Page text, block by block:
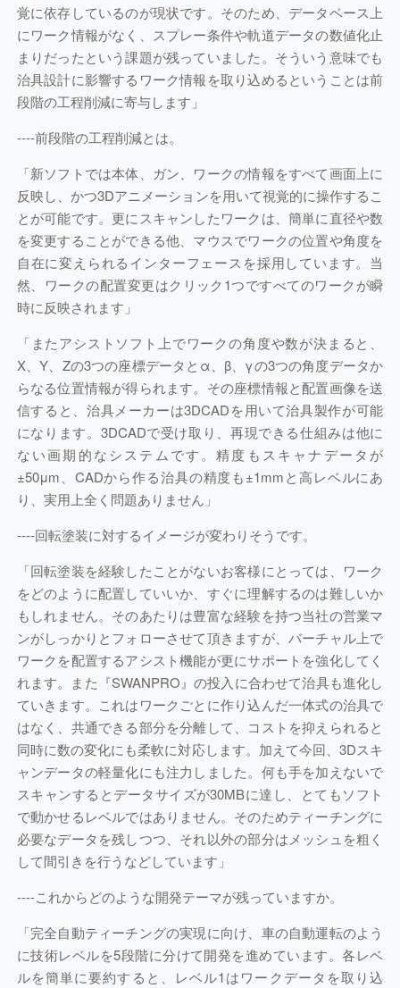
覚に依存しているのが現状です。そのため、データベース上
にワーク情報がなく、スプレー条件や軌道データの数値化止
まりだったという課題が残っていました。そういう意味でも
治具設計に影響するワーク情報を取り込めるということは前
段階の工程削減に寄与します」
----前段階の工程削減とは。
「新ソフトでは本体、ガン、ワークの情報をすべて画面上に
反映し、かつ3Dアニメーションを用いて視覚的に操作するこ
とが可能です。更にスキャンしたワークは、簡単に直径や数
を変更することができる他、マウスでワークの位置や角度を
自在に変えられるインターフェースを採用しています。当
然、ワークの配置変更はクリック1つですべてのワークが瞬
時に反映されます」
「またアシストソフト上でワークの角度や数が決まると、
X、Y、Zの3つの座標データとα、β、γの3つの角度データか
らなる位置情報が得られます。その座標情報と配置画像を送
信すると、治具メーカーは3DCADを用いて治具製作が可能
になります。3DCADで受け取り、再現できる仕組みは他に
ない画期的なシステムです。精度もスキャナデータが
±50μm、CADから作る治具の精度も±1mmと高レベルにあ
り、実用上全く問題ありません」
----回転塗装に対するイメージが変わりそうです。
「回転塗装を経験したことがないお客様にとっては、ワーク
をどのように配置していいか、すぐに理解するのは難しいか
もしれません。そのあたりは豊富な経験を持つ当社の営業マ
ンがしっかりとフォローさせて頂きますが、バーチャル上で
ワークを配置するアシスト機能が更にサポートを強化してく
れます。また『SWANPRO』の投入に合わせて治具も進化し
ていきます。これはワークごとに作り込んだ一体式の治具で
はなく、共通できる部分を分離して、コストを抑えられると
同時に数の変化にも柔軟に対応します。加えて今回、3Dスキ
ャンデータの軽量化にも注力しました。何も手を加えないで
スキャンするとデータサイズが30MBに達し、とてもソフト
で動かせるレベルではありません。そのためティーチングに
必要なデータを残しつつ、それ以外の部分はメッシュを粗く
して間引きを行うなどしています」
----これからどのような開発テーマが残っていますか。
「完全自動ティーチングの実現に向け、車の自動運転のよう
に技術レベルを5段階に分けて開発を進めています。各レベ
ルを簡単に要約すると、レベル1はワークデータを取り込